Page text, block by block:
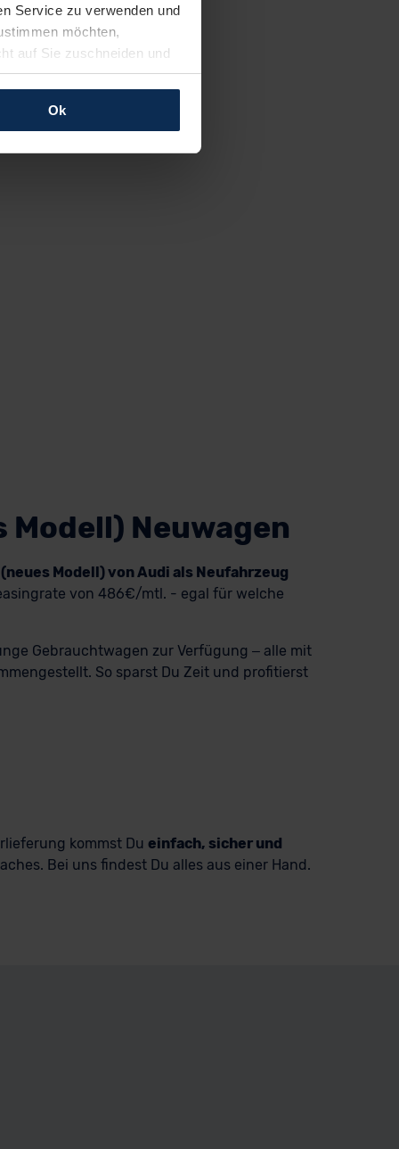
Service zu verwenden und
möchten,
auf Sie zuschneiden und
jederzeit anpassen
Ok
Neuwagen
Modell) von Audi als Neufahrzeug
von 486€/mtl. - egal für welche
Gebrauchtwagen zur Verfügung – alle mit
So sparst Du Zeit und profitierst
kommst Du einfach, sicher und
Bei uns findest Du alles aus einer Hand.